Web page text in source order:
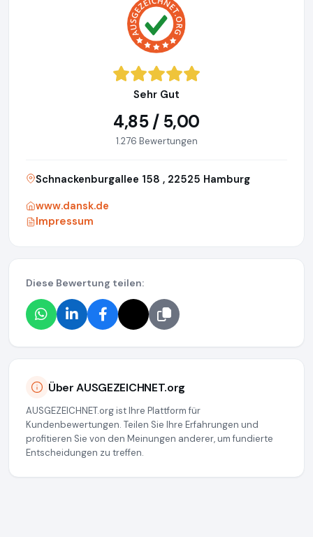
Sehr Gut
4,85 / 5,00
1.276 Bewertungen
Schnackenburgallee 158 , 22525 Hamburg
www.dansk.de
Impressum
Diese Bewertung teilen:
Über AUSGEZEICHNET.org
AUSGEZEICHNET.org ist Ihre Plattform für
Kundenbewertungen. Teilen Sie Ihre Erfahrungen und
profitieren Sie von den Meinungen anderer, um fundierte
Entscheidungen zu treffen.